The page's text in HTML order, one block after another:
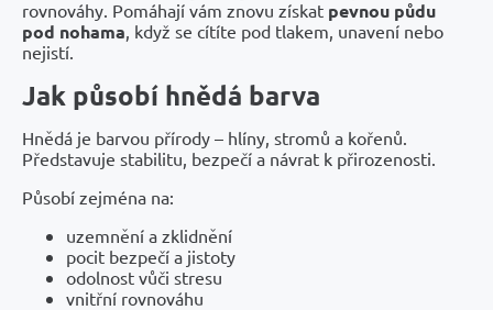
rovnováhy. Pomáhají vám znovu získat pevnou půdu
pod nohama , když se cítíte pod tlakem, unavení nebo
nejistí.
Jak působí hnědá barva
Hnědá je barvou přírody – hlíny, stromů a kořenů.
Představuje stabilitu, bezpečí a návrat k přirozenosti.
Působí zejména na:
uzemnění a zklidnění
pocit bezpečí a jistoty
odolnost vůči stresu
vnitřní rovnováhu